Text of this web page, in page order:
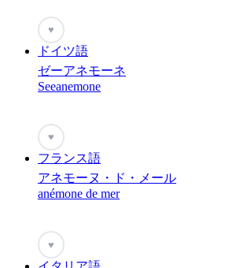
♥
ドイツ語
ゼーアネモーネ
Seeanemone
♥
フランス語
アネモーヌ・ド・メール
anémone de mer
♥